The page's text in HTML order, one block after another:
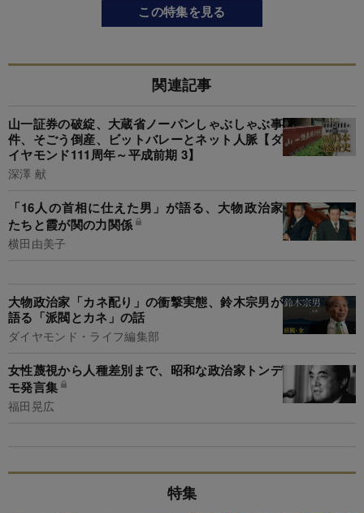
この特集を見る
関連記事
山一証券の破綻、大蔵省ノーパンしゃぶしゃぶ事
件、そごう倒産、ビットバレーとネット人脈【ダ
イヤモンド111周年～平成前期 3】
深澤 献
「16人の首相に仕えた男」が語る、大物政治家
たちと霞が関の力関係
横田由美子
大物政治家「カネ配り」の衝撃実態、鈴木宗男が
語る「派閥とカネ」の話
ダイヤモンド・ライフ編集部
女性蔑視から人種差別まで、昭和な政治家トンデ
モ発言集
福田晃広
特集